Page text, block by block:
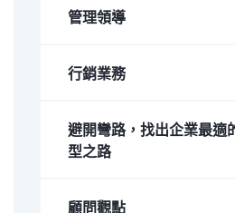
管理領導
行銷業務
避開彎路，找出企業最適
型之路
顧問觀點